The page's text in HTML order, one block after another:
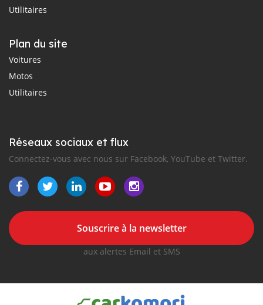
Utilitaires
Plan du site
Voitures
Motos
Utilitaires
Réseaux sociaux et flux
Connectez-vous avec nous sur Facebook, YouTube et Twitter.
Souscrire à la newsletter
aux alertes Email et SMS